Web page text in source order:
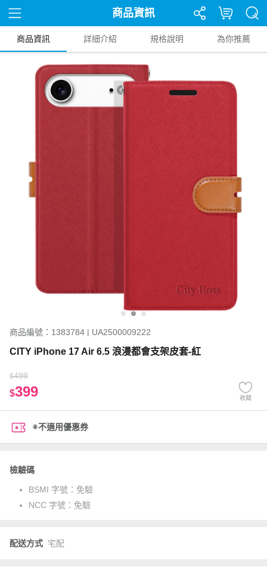
商品資訊
商品資訊 詳細介紹 規格說明 為你推薦
商品編號：1383784 | UA2500009222
CITY iPhone 17 Air 6.5 浪漫都會支架皮套-紅
$499
$399 收藏
※不適用優惠券
檢驗碼
BSMI 字號： 免驗
NCC 字號： 免驗
配送方式 宅配